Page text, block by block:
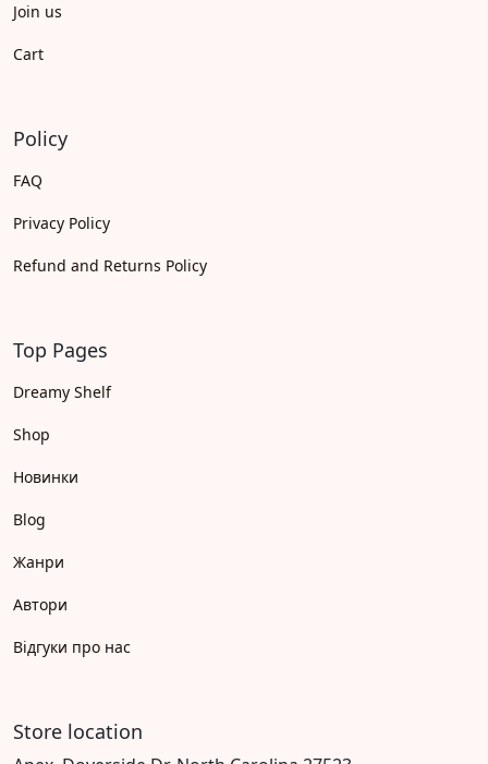
Join us
Cart
Policy
FAQ
Privacy Policy
Refund and Returns Policy
Top Pages
Dreamy Shelf
Shop
Новинки
Blog
Жанри
Автори
Відгуки про нас
Store location